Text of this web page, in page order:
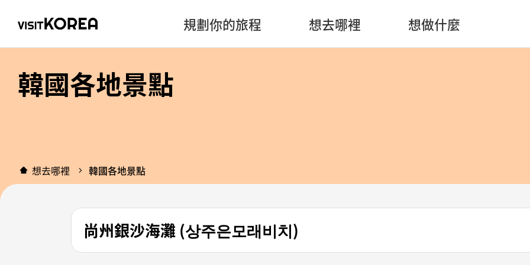
規劃你的旅程 想去哪裡 想做什麼
韓國各地景點
想去哪裡 韓國各地景點
尚州銀沙海灘 (상주은모래비치)